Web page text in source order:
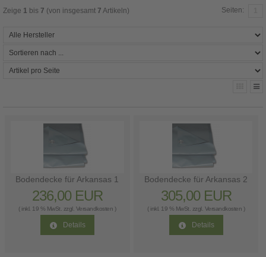
Zeige 1 bis 7 (von insgesamt 7 Artikeln) Seiten:
Bodendecke für Arkansas 1
236,00 EUR
( inkl. 19 % MwSt. zzgl. Versandkosten )
Details
Bodendecke für Arkansas 2
305,00 EUR
( inkl. 19 % MwSt. zzgl. Versandkosten )
Details